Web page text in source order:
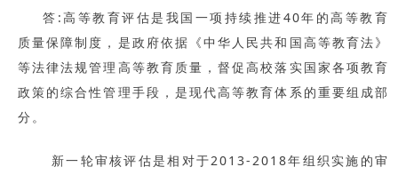
答:高等教育评估是我国一项持续推进40年的高等教育
质量保障制度，是政府依据《中华人民共和国高等教育法》
等法律法规管理高等教育质量，督促高校落实国家各项教育
政策的综合性管理手段，是现代高等教育体系的重要组成部
分。
新一轮审核评估是相对于2013-2018年组织实施的审